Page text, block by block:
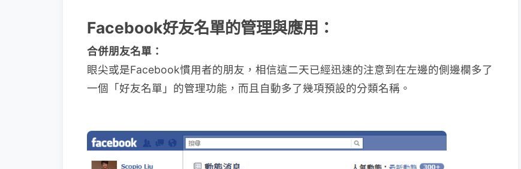
Facebook好友名單的管理與應用：
合併朋友名單：
眼尖或是Facebook慣用者的朋友，相信這二天已經迅速的注意到在左邊的側邊欄多了
一個「好友名單」的管理功能，而且自動多了幾項預設的分類名稱。